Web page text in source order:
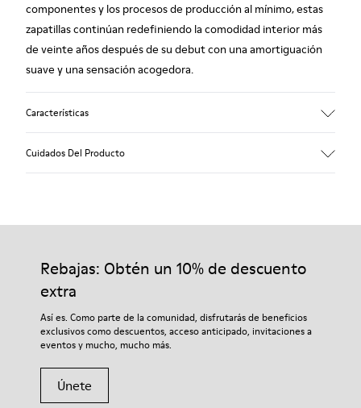
componentes y los procesos de producción al mínimo, estas
zapatillas continúan redefiniendo la comodidad interior más
de veinte años después de su debut con una amortiguación
suave y una sensación acogedora.
Características
EVA
Lining
Cuidados Del Producto
Nuestros zapatos se han fabricado con materiales de primera
adecuados para el cuidado del calzado los protegerá y
garantizará que duren más tiempo.
Si deseas obtener información detallada sobre cómo cuidar de
tu par, visita nuestraGuía para el cuidado del calzado.
Rebajas: Obtén un 10% de descuento
extra
Así es. Como parte de la comunidad, disfrutarás de beneficios
exclusivos como descuentos, acceso anticipado, invitaciones a
eventos y mucho, mucho más.
Únete